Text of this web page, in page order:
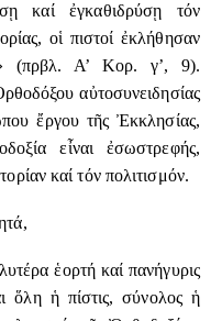
καί ἐγκαθιδρύσῃ τόν
οἱ πιστοί ἐκλήθησαν
(πρβλ. Α’ Κορ. γ’, 9).
αὐτοσυνειδησίας
ἔργου τῆς Ἐκκλησίας,
εἶναι ἐσωστρεφής,
καί τόν πολιτισμόν.
ἑορτή καί πανήγυρις
ὅλη ἡ πίστις, σύνολος ἡ